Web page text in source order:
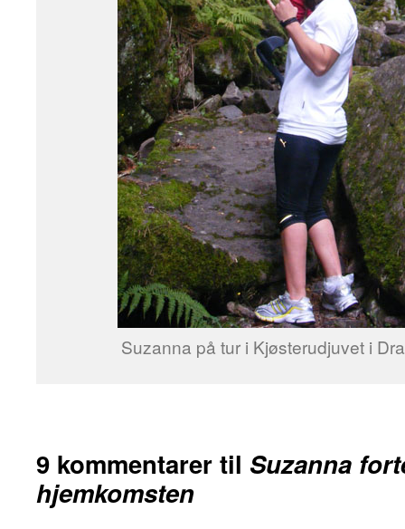
Suzanna på tur i Kjøsterudjuvet i
9 kommentarer til Suzanna
hjemkomsten